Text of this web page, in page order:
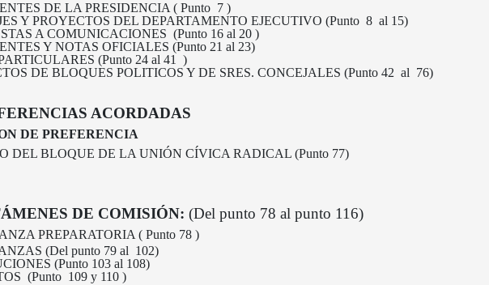
DE LA PRESIDENCIA ( Punto 7 )
Y PROYECTOS DEL DEPARTAMENTO EJECUTIVO (Punto 8 al 15)
A COMUNICACIONES (Punto 16 al 20 )
Y NOTAS OFICIALES (Punto 21 al 23)
(Punto 24 al 41 )
DE BLOQUES POLITICOS Y DE SRES. CONCEJALES (Punto 42 al 76)
ACORDADAS
DE PREFERENCIA
DEL BLOQUE DE LA UNIÓN CÍVICA RADICAL (Punto 77)
DE COMISIÓN: (Del punto 78 al punto 116)
PREPARATORIA ( Punto 78 )
(Del punto 79 al 102)
(Punto 103 al 108)
(Punto 109 y 110 )